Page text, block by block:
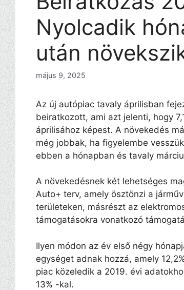
Nyolcadik
után
május 9, 2025
Az új autópiac tavaly áprilisban
beiratkozott, ami azt jelenti, hogy
áprilisához képest. A növekedés
még jobbak, ha figyelembe
ebben a hónapban és tavaly
A növekedésnek két lehetséges
Auto+ terv, amely ösztönzi a
területeken, másrészt az
támogatásokra vonatkozó
Ilyen módon az év első négy
egységet adnak hozzá, amely
piac közeledik a 2019. évi
13% -kal.